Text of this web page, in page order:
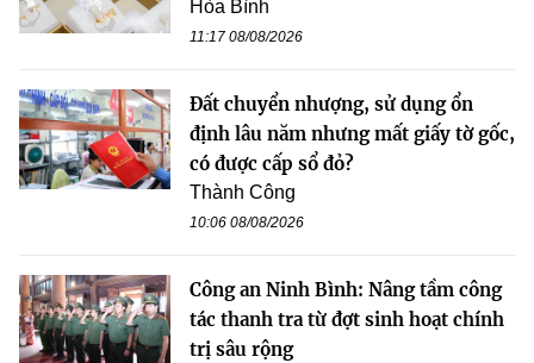
Hòa Bình
11:17 08/08/2026
Đất chuyển nhượng, sử dụng ổn
định lâu năm nhưng mất giấy tờ gốc,
có được cấp sổ đỏ?
Thành Công
10:06 08/08/2026
Công an Ninh Bình: Nâng tầm công
tác thanh tra từ đợt sinh hoạt chính
trị sâu rộng